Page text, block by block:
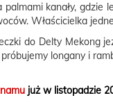
kanały,
Właścicielka
do Delty Mekong
longany i
już w listopadzie